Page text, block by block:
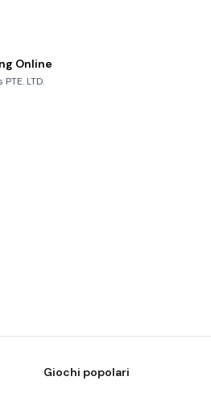
Online
LTD.
Giochi popolari